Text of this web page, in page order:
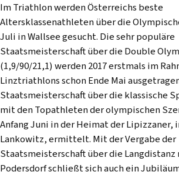
Im Triathlon werden Österreichs beste
Altersklassenathleten über die
Juli in Wallsee gesucht. Die sehr populäre
Staatsmeisterschaft über die Double
(1,9/90/21,1) werden 2017 erstmals im
Linztriathlons schon Ende Mai
Staatsmeisterschaft über die klassische
mit den Topathleten der olympischen
Anfang Juni in der Heimat der Lipizzaner,
Lankowitz, ermittelt. Mit der Vergabe der
Staatsmeisterschaft über die Langdistanz
Podersdorf schließt sich auch ein